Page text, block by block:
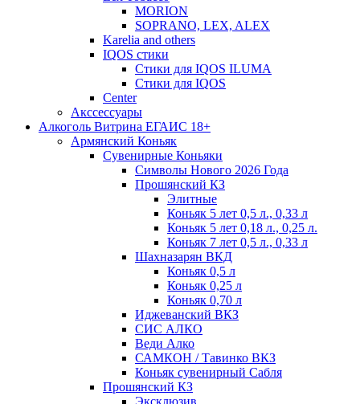
MORION
SOPRANO, LEX, ALEX
Karelia and others
IQOS стики
Стики для IQOS ILUMA
Стики для IQOS
Сenter
Акссессуары
Алкоголь Витрина ЕГАИС 18+
Армянский Коньяк
Сувенирные Коньяки
Символы Нового 2026 Года
Прошянский КЗ
Элитные
Коньяк 5 лет 0,5 л., 0,33 л
Коньяк 5 лет 0,18 л., 0,25 л.
Коньяк 7 лет 0,5 л., 0,33 л
Шахназарян ВКД
Коньяк 0,5 л
Коньяк 0,25 л
Коньяк 0,70 л
Иджеванский ВКЗ
СИС АЛКО
Веди Алко
САМКОН / Тавинко ВКЗ
Коньяк сувенирный Сабля
Прошянский КЗ
Эксклюзив